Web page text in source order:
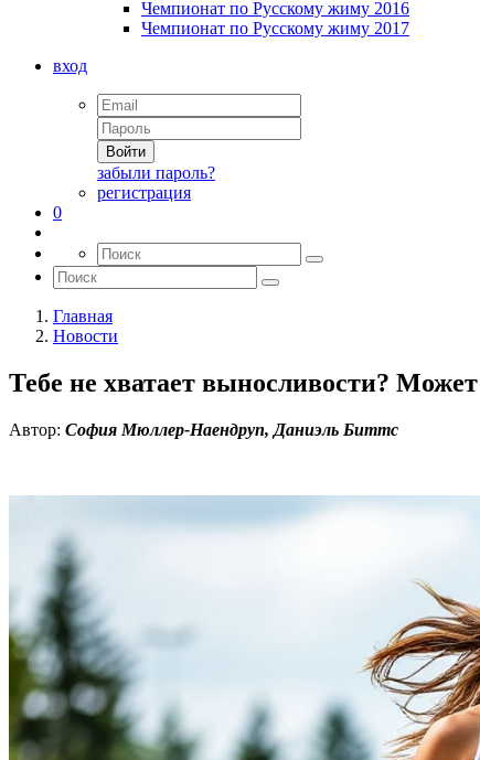
Чемпионат по Русскому жиму 2016
Чемпионат по Русскому жиму 2017
вход
Войти
забыли пароль?
регистрация
0
Главная
Новости
Тебе не хватает выносливости?
Автор: София Мюллер-Наендруп, Даниэль Биттс